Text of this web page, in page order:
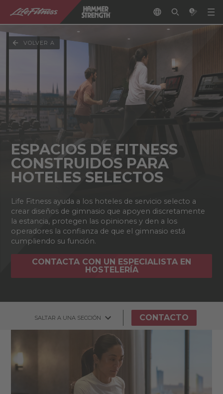
VOLVER A
ESPACIOS DE FITNESS
CONSTRUIDOS PARA
HOTELES SELECTOS
Life Fitness ayuda a los hoteles de servicio selecto a
crear diseños de gimnasio que apoyen discretamente
la estancia, protegen las opiniones y den a los
operadores la confianza de que el gimnasio está
cumpliendo su función.
CONTACTA CON UN ESPECIALISTA EN
HOSTELERÍA
SALTAR A UNA SECCIÓN CONTACTO